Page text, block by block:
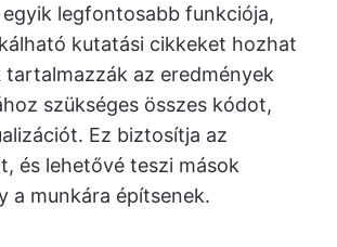
legfontosabb funkciója,
kutatási cikkeket hozhat
tartalmazzák az eredmények
szükséges összes kódot,
Ez biztosítja az
és lehetővé teszi mások
a munkára építsenek.